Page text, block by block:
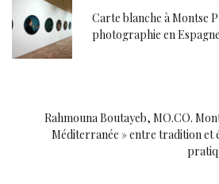
Carte blanche à Montse
photographie en Espagne
Rahmouna Boutayeb, MO.CO.
Méditerranée » entre tradition et